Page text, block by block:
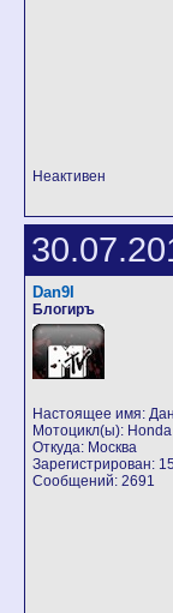
Неактивен
Dan9I
Блогиръ
Настоящее имя:
Мотоцикл(ы):
Откуда: Москва
Зарегистрирован:
Сообщений: 2691